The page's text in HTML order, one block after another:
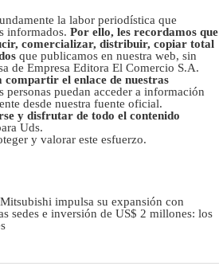
la labor periodística que
informados. Por ello, les recordamos que
comercializar, distribuir, copiar total
que publicamos en nuestra web, sin
de Empresa Editora El Comercio S.A.
compartir el enlace de nuestras
personas puedan acceder a información
desde nuestra fuente oficial.
y disfrutar de todo el contenido
Uds.
y valorar este esfuerzo.
Mitsubishi impulsa su expansión con
sedes e inversión de US$ 2 millones: los